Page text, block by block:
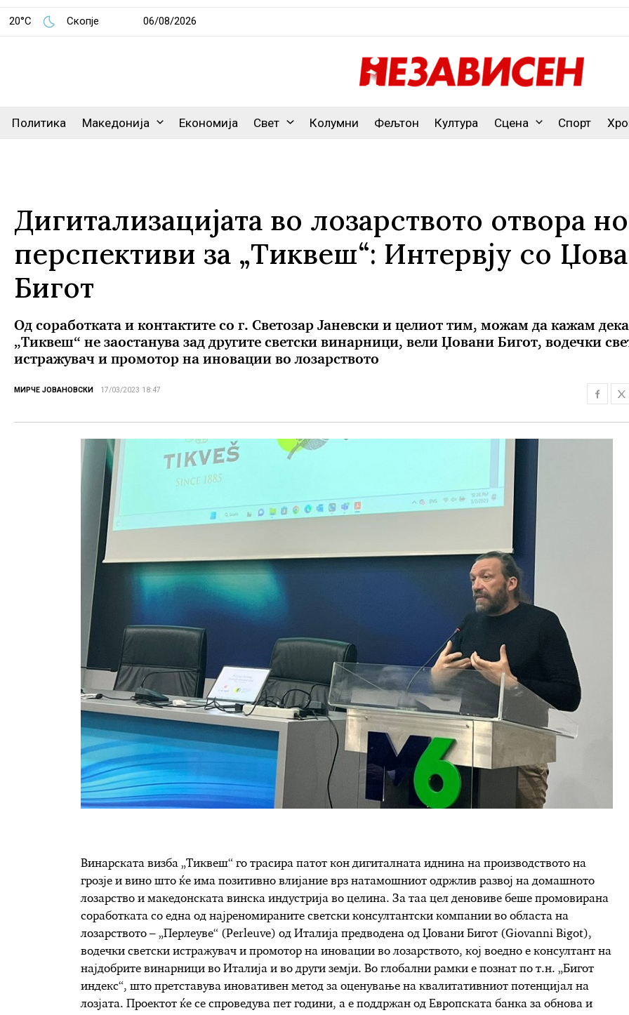
20°C Скопје 06/08/2026
Политика Македонија Економија Свет Колумни Фељтон Култура Сцена Спорт
Дигитализацијата во лозарството отвора
перспективи за „Тиквеш“: Интервју со
Бигот
Од соработката и контактите со г. Светозар Јаневски и целиот тим, можам да кажам дека
„Тиквеш“ не заостанува зад другите светски винарници, вели Џовани Бигот, водечки
истражувач и промотор на иновации во лозарството
МИРЧЕ ЈОВАНОВСКИ 17/03/2023 18:47
Винарската визба „Тиквеш“ го трасира патот кон дигиталната иднина на производството на
грозје и вино што ќе има позитивно влијание врз натамошниот одржлив развој на домашното
лозарство и македонската винска индустрија во целина. За таа цел деновиве беше промовирана
соработката со една од најреномираните светски консултантски компании во областа на
лозарството – „Перлеуве“ (Perleuve) од Италија предводена од Џовани Бигот (Giovanni Bigot),
водечки светски истражувач и промотор на иновации во лозарството, кој воедно е консултант на
најдобрите винарници во Италија и во други земји. Во глобални рамки е познат по т.н. „Бигот
индекс“, што претставува иновативен метод за оценување на квалитативниот потенцијал на
лозјата. Проектот ќе се спроведува пет години, а е поддржан од Европската банка за обнова и